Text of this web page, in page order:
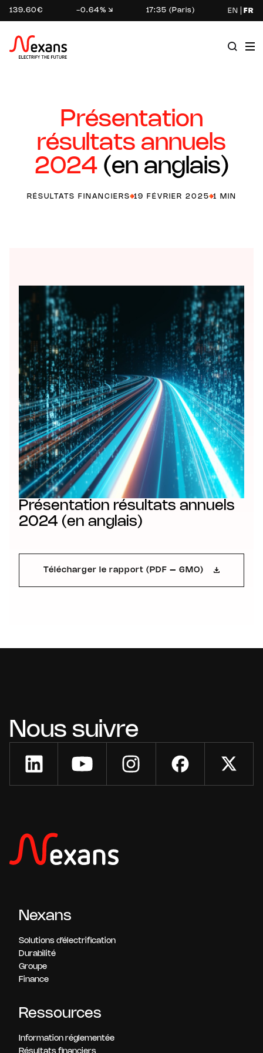
139.60€ -0.64% 17:35 (Paris) EN FR
Présentation
résultats annuels
2024 (en anglais)
RÉSULTATS FINANCIERS 19 FÉVRIER 2025 1 MIN
Présentation résultats annuels
2024 (en anglais)
Télécharger le rapport (PDF – 6MO)
Nous suivre
Nexans
Solutions d’électrification
Durabilité
Groupe
Finance
Ressources
Information réglementée
Résultats financiers